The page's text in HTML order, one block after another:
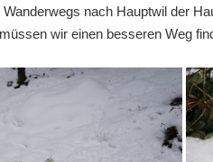
Wanderwegs nach Hauptwil der
wir einen besseren Weg